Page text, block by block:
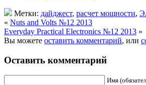
Метки: дайджест, расчет мощности,
« Nuts and Volts №12 2013
Everyday Practical Electronics №12 2013 »
Вы можете оставить комментарий, или
Оставить комментарий
Имя